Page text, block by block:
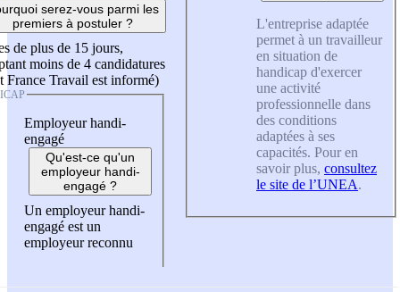
serez-vous parmi les
premiers à postuler ?
de plus de 15 jours,
moins de 4 candidatures
France Travail est informé)
Employeur handi-
engagé
Qu'est-ce qu'un
employeur handi-
engagé ?
Un employeur handi-
engagé est un
employeur reconnu
L'entreprise adaptée
permet à un travailleur
en situation de
handicap d'exercer
une activité
professionnelle dans
des conditions
adaptées à ses
capacités. Pour en
savoir plus, consultez
le site de l’UNEA.